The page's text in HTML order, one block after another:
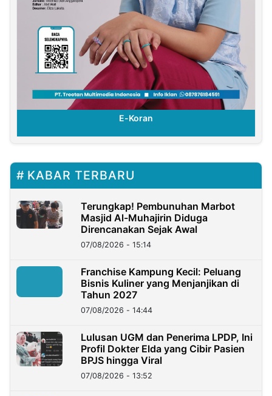
E-Koran
KABAR TERBARU
Terungkap! Pembunuhan Marbot
Masjid Al-Muhajirin Diduga
Direncanakan Sejak Awal
07/08/2026 - 15:14
Franchise Kampung Kecil: Peluang
Bisnis Kuliner yang Menjanjikan di
Tahun 2027
07/08/2026 - 14:44
Lulusan UGM dan Penerima LPDP, Ini
Profil Dokter Elda yang Cibir Pasien
BPJS hingga Viral
07/08/2026 - 13:52